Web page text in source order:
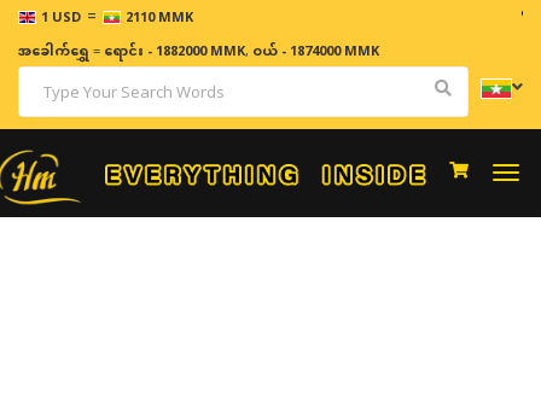
1 USD = 2110 MMK ဈေးနှု
အခေါက်ရွှေ=ရောင်း - 1882000 MMK, ဝယ် - 1874000 MMK